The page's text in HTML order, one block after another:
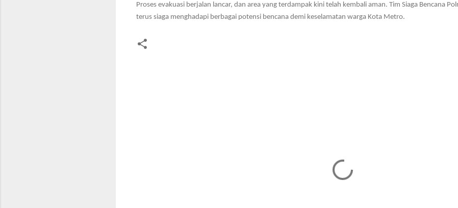
Proses evakuasi berjalan lancar, dan area yang terdampak kini telah kembali aman. Tim Siaga Bencana
terus siaga menghadapi berbagai potensi bencana demi keselamatan warga Kota Metro.